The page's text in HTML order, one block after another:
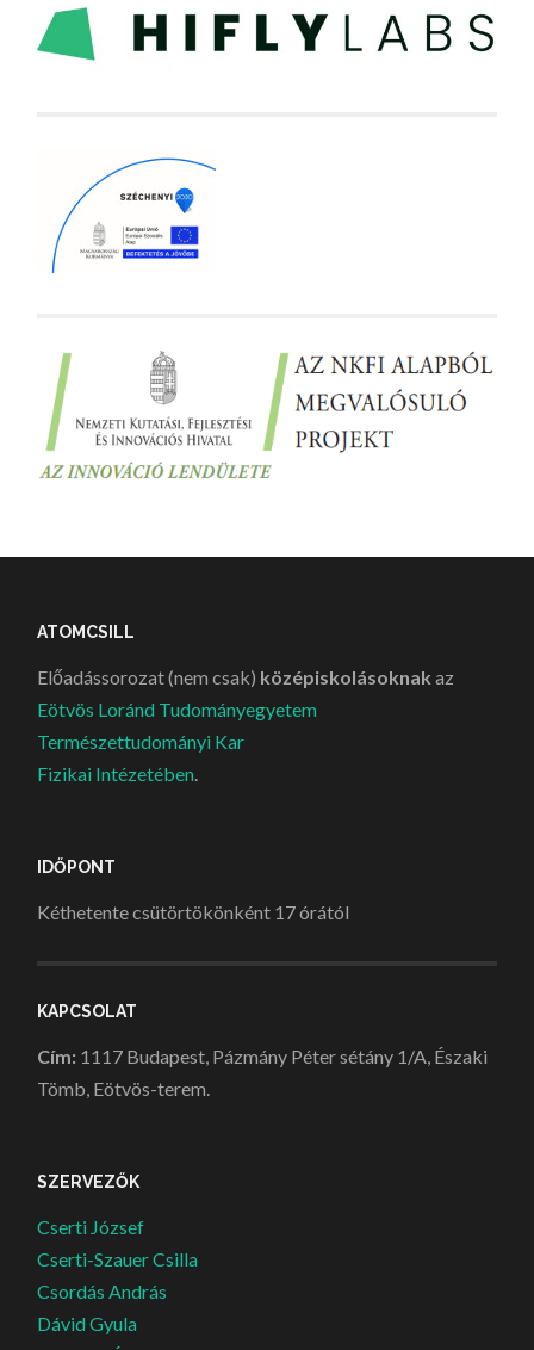
ATOMCSILL
Előadássorozat (nem csak) középiskolásoknak az
Eötvös Loránd Tudományegyetem
Természettudományi Kar
Fizikai Intézetében.
IDŐPONT
Kéthetente csütörtökönként 17 órától
KAPCSOLAT
Cím: 1117 Budapest, Pázmány Péter sétány 1/A, Északi
Tömb, Eötvös-terem.
SZERVEZŐK
Cserti József
Cserti-Szauer Csilla
Csordás András
Dávid Gyula